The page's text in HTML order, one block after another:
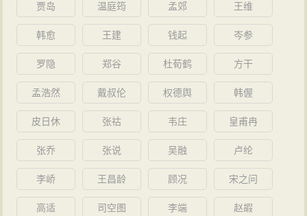
贾岛 温庭筠 孟郊 王维
韩愈 王建 钱起 岑参
罗隐 郑谷 杜荀鹤 方干
孟浩然 戴叔伦 权德舆 韩偓
皮日休 张祜 韦庄 皇甫冉
张乔 张说 吴融 卢纶
李峤 王昌龄 顾况 宋之问
高适 司空图 李端 赵嘏